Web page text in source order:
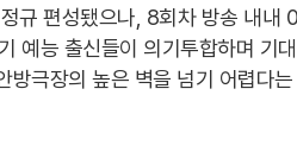
규 편성됐으나, 8회차 방송 내내
예능 출신들이 의기투합하며 기
방극장의 높은 벽을 넘기 어렵다